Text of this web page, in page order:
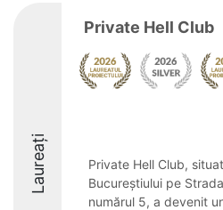
Laureați
Private Hell Club
Private Hell Club,
Bucureștiului pe
numărul 5, a devenit